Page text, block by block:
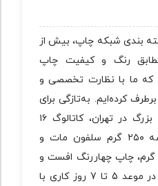
بندی شبکه چاپ، بیش از
رنگ و کیفیت چاپ
که ما با نظارت تخصصی و
کرده‌ایم. به‌تازگی برای
یک مجموعه لوازم خانگی بزرگ در تهران، کاتالوگ ۱۶
صفحه‌ای A4 با جلد گلاسه ۲۵۰ گرم سلفون مات و
صفحات داخلی گلاسه ۱۳۰ گرم، چاپ چهاررنگ افست و
صحافی منگنه لوپ اجرا و در موعد 5 تا 7 روز کاری با